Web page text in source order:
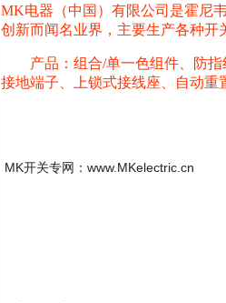
MK电器（中国）有限公司是霍尼
创新而闻名业界，主要生产各种开
产品：组合/单一色组件、防指
接地端子、上锁式接线座、自动
MK开关专网：www.MKelectric.cn